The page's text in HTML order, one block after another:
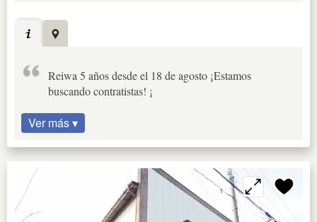
Reiwa 5 años desde el 18 de agosto ¡Estamos
buscando contratistas! ¡
Ver más ▾